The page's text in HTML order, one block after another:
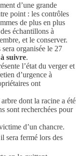
d’une grande
point : les contrôles
de plus en plus
échantillons à
et le conserver.
organisée le 27
à suivre.
l’état du verger et
d’urgence à
ont
dont la racine a été
sont recherchées pour
d’un chancre.
sera fermé lors des